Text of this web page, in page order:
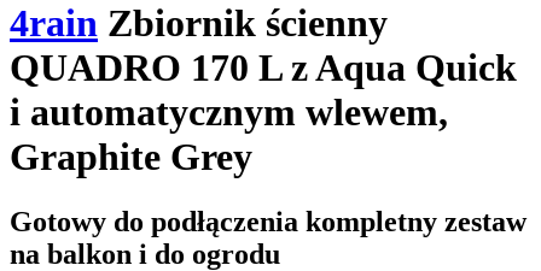
4rain Zbiornik ścienny
QUADRO 170 L z Aqua Quick
i automatycznym wlewem,
Graphite Grey
Gotowy do podłączenia kompletny zestaw
na balkon i do ogrodu